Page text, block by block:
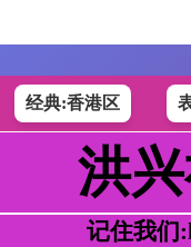
经典:香港区
洪
记住我们